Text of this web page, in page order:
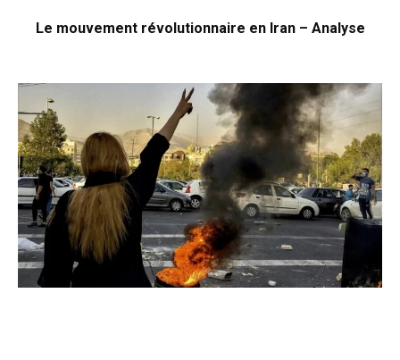
Le mouvement révolutionnaire en Iran – Analyse